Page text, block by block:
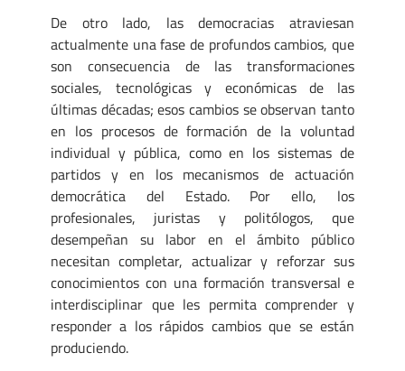
De otro lado, las democracias atraviesan
actualmente una fase de profundos cambios, que
son consecuencia de las transformaciones
sociales, tecnológicas y económicas de las
últimas décadas; esos cambios se observan tanto
en los procesos de formación de la voluntad
individual y pública, como en los sistemas de
partidos y en los mecanismos de actuación
democrática del Estado. Por ello, los
profesionales, juristas y politólogos, que
desempeñan su labor en el ámbito público
necesitan completar, actualizar y reforzar sus
conocimientos con una formación transversal e
interdisciplinar que les permita comprender y
responder a los rápidos cambios que se están
produciendo.